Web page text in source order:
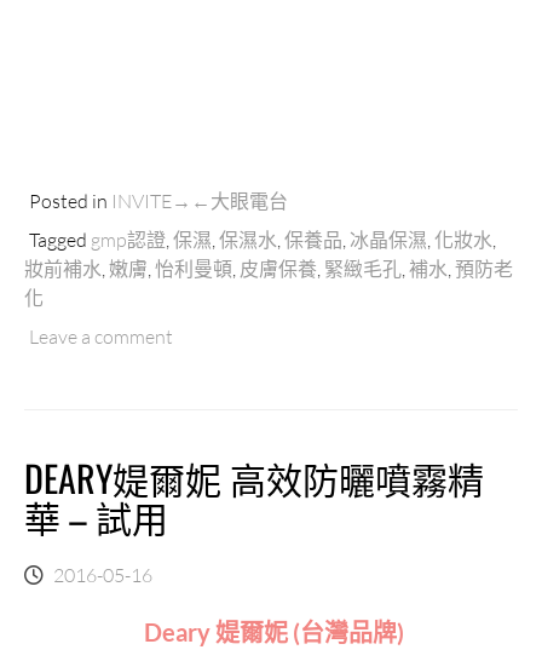
Posted in INVITE→←大眼電台
Tagged gmp認證 保濕 保濕水 保養品 冰晶保濕 化妝水
妝前補水 嫩膚 怡利曼頓 皮膚保養 緊緻毛孔 補水 預防老
化
Leave a comment
DEARY媞爾妮 高效防曬噴霧精
華 – 試用
2016-05-16
Deary 媞爾妮 (台灣品牌)